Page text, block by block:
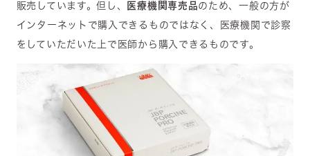
販売しています。但し、
医療機関専売品のため、一般の方が
インターネットで購入できるものではなく、医療機関で診察
をしていただいた上で医師から購入できるものです。